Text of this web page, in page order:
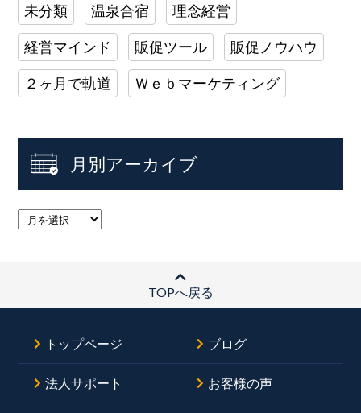
未分類 温泉合宿 理念経営
経営マインド 販促ツール 販促ノウハウ
２ヶ月で軌道 Ｗｅｂマーケティング
月別アーカイブ
TOPへ戻る
トップページ
法人サポート
ブログ
お客様の声